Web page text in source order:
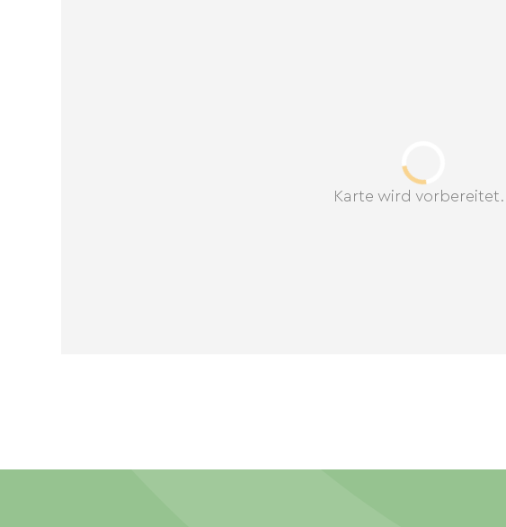
Karte wird vorbereitet...